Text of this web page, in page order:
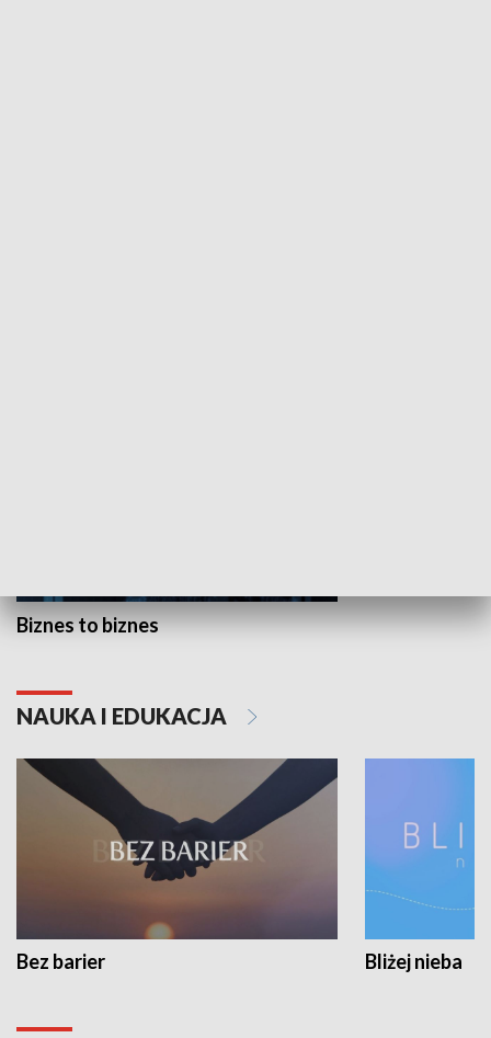
Biznes to biznes
NAUKA I EDUKACJA
Bez barier Bliżej nieba